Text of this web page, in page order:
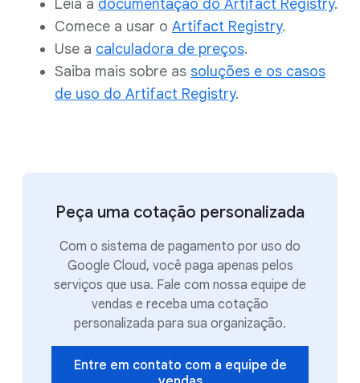
Leia a documentação do Artifact Registry.
Comece a usar o Artifact Registry.
Use a calculadora de preços.
Saiba mais sobre as soluções e os casos
de uso do Artifact Registry.
Peça uma cotação personalizada
Com o sistema de pagamento por uso do
Google Cloud, você paga apenas pelos
serviços que usa. Fale com nossa equipe de
vendas e receba uma cotação
personalizada para sua organização.
Entre em contato com a equipe de